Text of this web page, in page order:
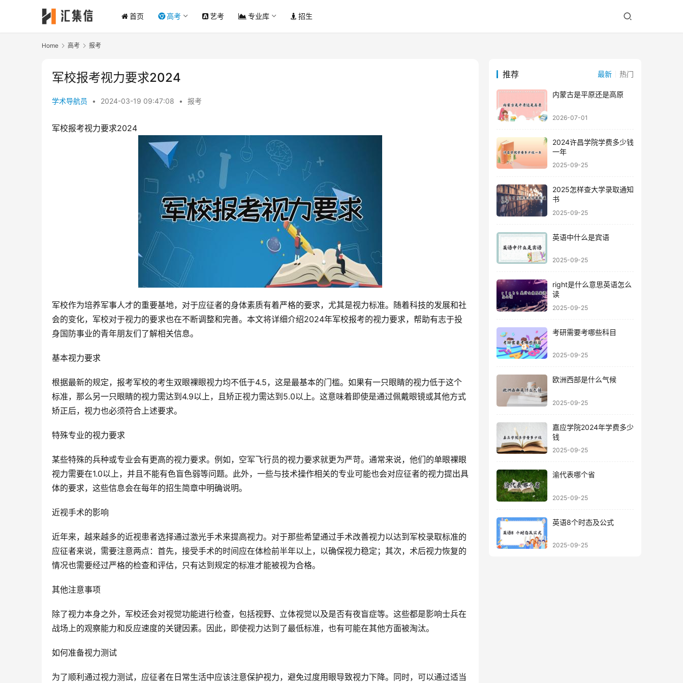
首页 高考 艺考 专业库 招生
Home 高考 报考
军校报考视力要求2024
学术导航员 • 2024-03-19 09:47:08 • 报考
军校报考视力要求2024
军校作为培养军事人才的重要基地，对于应征者的身体素质有着严格的要求，尤其是视力标准。随着科技的发展和社
会的变化，军校对于视力的要求也在不断调整和完善。本文将详细介绍2024年军校报考的视力要求，帮助有志于投
身国防事业的青年朋友们了解相关信息。
基本视力要求
根据最新的规定，报考军校的考生双眼裸眼视力均不低于4.5，这是最基本的门槛。如果有一只眼睛的视力低于这个
标准，那么另一只眼睛的视力需达到4.9以上，且矫正视力需达到5.0以上。这意味着即使是通过佩戴眼镜或其他方式
矫正后，视力也必须符合上述要求。
特殊专业的视力要求
某些特殊的兵种或专业会有更高的视力要求。例如，空军飞行员的视力要求就更为严苛。通常来说，他们的单眼裸眼
视力需要在1.0以上，并且不能有色盲色弱等问题。此外，一些与技术操作相关的专业可能也会对应征者的视力提出具
体的要求，这些信息会在每年的招生简章中明确说明。
近视手术的影响
近年来，越来越多的近视患者选择通过激光手术来提高视力。对于那些希望通过手术改善视力以达到军校录取标准的
应征者来说，需要注意两点：首先，接受手术的时间应在体检前半年以上，以确保视力稳定；其次，术后视力恢复的
情况也需要经过严格的检查和评估，只有达到规定的标准才能被视为合格。
其他注意事项
除了视力本身之外，军校还会对视觉功能进行检查，包括视野、立体视觉以及是否有夜盲症等。这些都是影响士兵在
战场上的观察能力和反应速度的关键因素。因此，即使视力达到了最低标准，也有可能在其他方面被淘汰。
如何准备视力测试
为了顺利通过视力测试，应征者在日常生活中应该注意保护视力，避免过度用眼导致视力下降。同时，可以通过适当
推荐 最新 热门
内蒙古是平原还是高原
2026-07-01
2024许昌学院学费多少钱
一年
2025-09-25
2025怎样查大学录取通知
书
2025-09-25
英语中什么是宾语
2025-09-25
right是什么意思英语怎么
读
2025-09-25
考研需要考哪些科目
2025-09-25
欧洲西部是什么气候
2025-09-25
嘉应学院2024年学费多少
钱
2025-09-25
渝代表哪个省
2025-09-25
英语8个时态及公式
2025-09-25